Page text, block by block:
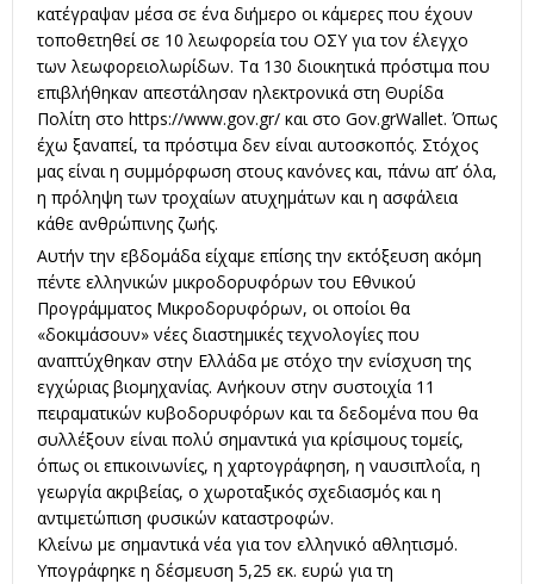
κατέγραψαν μέσα σε ένα διήμερο οι κάμερες που έχουν
τοποθετηθεί σε 10 λεωφορεία του ΟΣΥ για τον έλεγχο
των λεωφορειολωρίδων. Τα 130 διοικητικά πρόστιμα που
επιβλήθηκαν απεστάλησαν ηλεκτρονικά στη Θυρίδα
Πολίτη στο https://www.gov.gr/ και στο Gov.grWallet. Όπως
έχω ξαναπεί, τα πρόστιμα δεν είναι αυτοσκοπός. Στόχος
μας είναι η συμμόρφωση στους κανόνες και, πάνω απ’ όλα,
η πρόληψη των τροχαίων ατυχημάτων και η ασφάλεια
κάθε ανθρώπινης ζωής.
Αυτήν την εβδομάδα είχαμε επίσης την εκτόξευση ακόμη
πέντε ελληνικών μικροδορυφόρων του Εθνικού
Προγράμματος Μικροδορυφόρων, οι οποίοι θα
«δοκιμάσουν» νέες διαστημικές τεχνολογίες που
αναπτύχθηκαν στην Ελλάδα με στόχο την ενίσχυση της
εγχώριας βιομηχανίας. Ανήκουν στην συστοιχία 11
πειραματικών κυβοδορυφόρων και τα δεδομένα που θα
συλλέξουν είναι πολύ σημαντικά για κρίσιμους τομείς,
όπως οι επικοινωνίες, η χαρτογράφηση, η ναυσιπλοΐα, η
γεωργία ακριβείας, ο χωροταξικός σχεδιασμός και η
αντιμετώπιση φυσικών καταστροφών.
Κλείνω με σημαντικά νέα για τον ελληνικό αθλητισμό.
Υπογράφηκε η δέσμευση 5,25 εκ. ευρώ για τη